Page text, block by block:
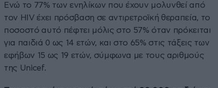
Ενώ το 77% των ενηλίκων που έχουν μολυνθεί από
τον HIV έχει πρόσβαση σε αντιρετροϊκή θεραπεία, το
ποσοστό αυτό πέφτει μόλις στο 57% όταν πρόκειται
για παιδιά 0 ως 14 ετών, και στο 65% στις τάξεις των
εφήβων 15 ως 19 ετών, σύμφωνα με τους αριθμούς
της Unicef.